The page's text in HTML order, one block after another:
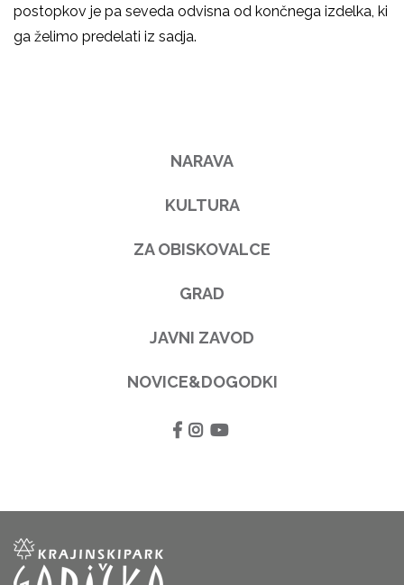
postopkov je pa seveda odvisna od končnega izdelka, ki
ga želimo predelati iz sadja.
NARAVA
KULTURA
ZA OBISKOVALCE
GRAD
JAVNI ZAVOD
NOVICE&DOGODKI